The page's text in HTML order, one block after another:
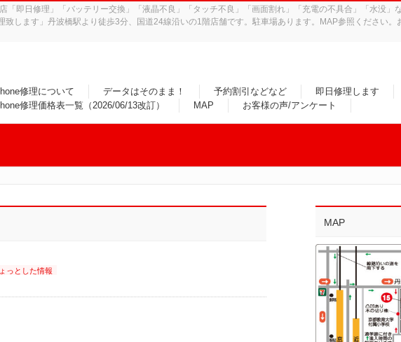
即日修理」「バッテリー交換」「液晶不良」「タッチ不良」「画面割れ」「充電の不具合」「水没」
します」丹波橋駅より徒歩3分、国道24線沿いの1階店舗です。駐車場あります。MAP参照ください。
修理について データはそのまま！ 予約割引などなど
即日修理します
修理価格表一覧（2026/06/13改訂）
MAP お客様の声/アンケート
っとした情報
MAP